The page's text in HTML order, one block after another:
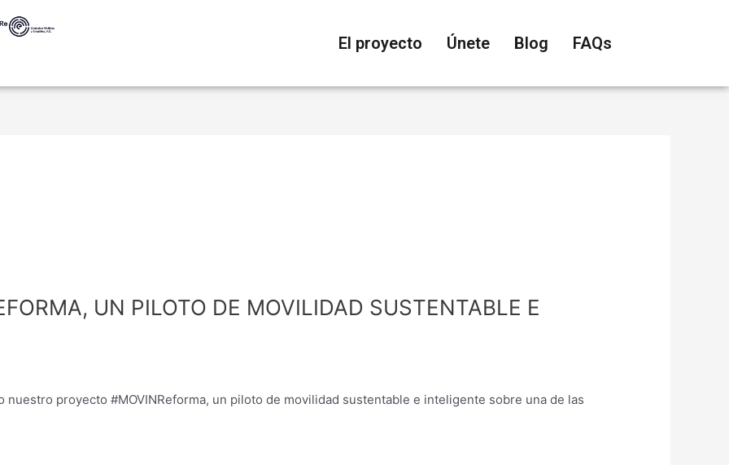
El proyecto Únete Blog FAQs
UN PILOTO DE MOVILIDAD SUSTENTABLE E
nuestro proyecto #MOVINReforma, un piloto de movilidad sustentable e inteligente sobre una de las